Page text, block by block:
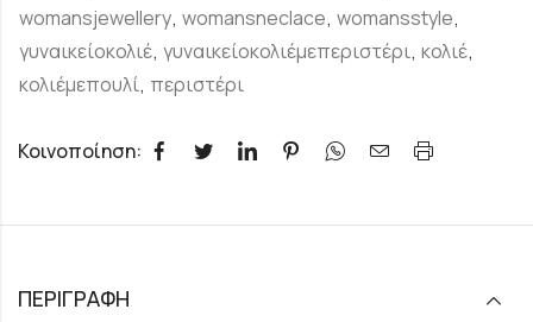
womansjewellery, womansneclace, womansstyle,
γυναικείοκολιέ, γυναικείοκολιέμεπεριστέρι, κολιέ,
κολιέμεπουλί, περιστέρι
Κοινοποίηση:
ΠΕΡΙΓΡΑΦΉ